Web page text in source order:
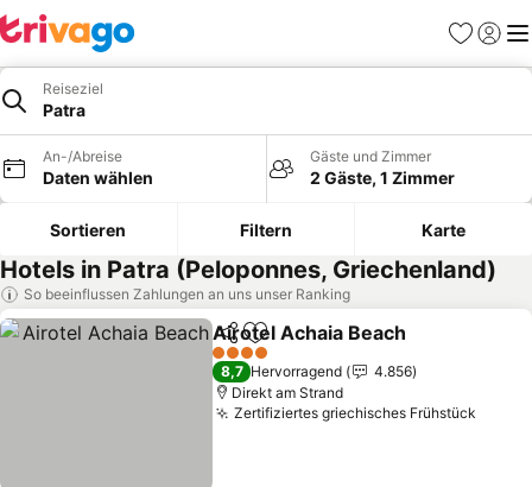
Favoriten
Reiseziel
Patra
An-/Abreise
Daten wählen
Gäste und Zimmer
2 Gäste, 1 Zimmer
Sortieren Filtern Karte
Hotels in Patra (Peloponnes, Griechenland)
So beeinflussen Zahlungen an uns unser Ranking
TeilenZu Favoriten hinzufügen
Airotel Achaia Beach
4 Sterne
8,7 Hervorragend
4.856
Direkt am Strand
Zertifiziertes griechisches Frühstück